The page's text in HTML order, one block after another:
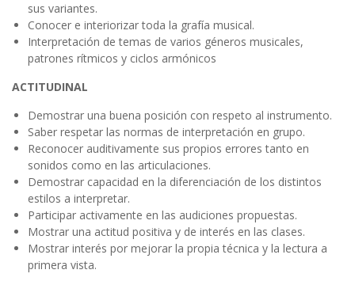
sus variantes.
Conocer e interiorizar toda la grafía musical.
Interpretación de temas de varios géneros musicales,
patrones rítmicos y ciclos armónicos
ACTITUDINAL
Demostrar una buena posición con respeto al instrumento.
Saber respetar las normas de interpretación en grupo.
Reconocer auditivamente sus propios errores tanto en
sonidos como en las articulaciones.
Demostrar capacidad en la diferenciación de los distintos
estilos a interpretar.
Participar activamente en las audiciones propuestas.
Mostrar una actitud positiva y de interés en las clases.
Mostrar interés por mejorar la propia técnica y la lectura a
primera vista.